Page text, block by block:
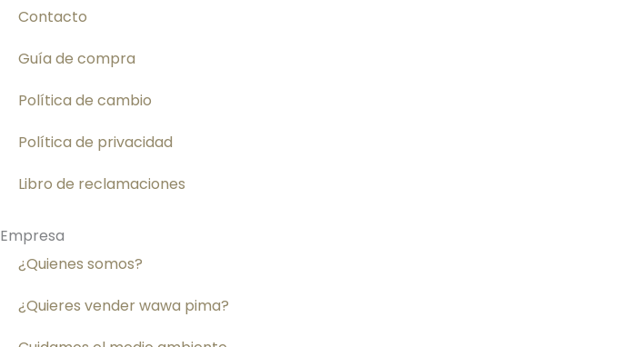
Contacto
Guía de compra
Política de cambio
Política de privacidad
Libro de reclamaciones
Empresa
¿Quienes somos?
¿Quieres vender wawa pima?